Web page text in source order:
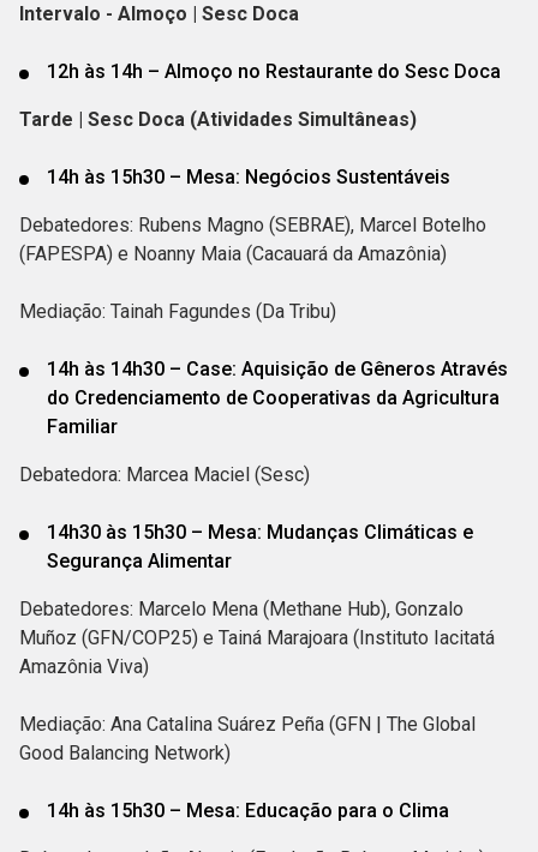
Intervalo - Almoço | Sesc Doca
12h às 14h – Almoço no Restaurante do Sesc Doca
Tarde | Sesc Doca (Atividades Simultâneas)
14h às 15h30 – Mesa: Negócios Sustentáveis
Debatedores: Rubens Magno (SEBRAE), Marcel Botelho
(FAPESPA) e Noanny Maia (Cacauará da Amazônia)
Mediação: Tainah Fagundes (Da Tribu)
14h às 14h30 – Case: Aquisição de Gêneros Através
do Credenciamento de Cooperativas da Agricultura
Familiar
Debatedora: Marcea Maciel (Sesc)
14h30 às 15h30 – Mesa: Mudanças Climáticas e
Segurança Alimentar
Debatedores: Marcelo Mena (Methane Hub), Gonzalo
Muñoz (GFN/COP25) e Tainá Marajoara (Instituto Iacitatá
Amazônia Viva)
Mediação: Ana Catalina Suárez Peña (GFN | The Global
Good Balancing Network)
14h às 15h30 – Mesa: Educação para o Clima